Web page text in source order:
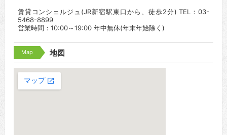
賃貸コンシェルジュ(JR新宿駅東口から、徒歩2分) TEL：03-
5468-8899
営業時間：10:00～19:00 年中無休(年末年始除く)
Map 地図